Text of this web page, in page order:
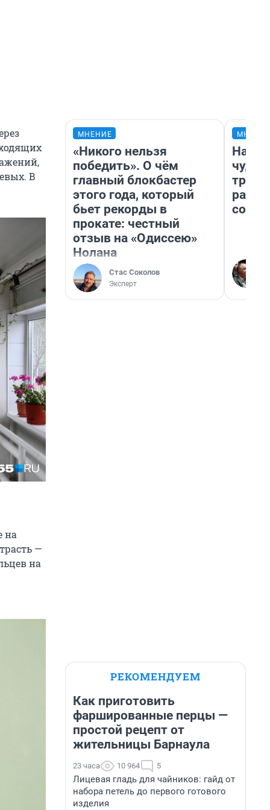
В
на
—
на
МНЕНИЕ
«Никого нельзя
победить». О чём
главный блокбастер
этого года, который
бьет рекорды в
прокате: честный
отзыв на «Одиссею»
Нолана
Стас Соколов
Эксперт
РЕКОМЕНДУЕМ
Как приготовить
фаршированные перцы —
простой рецепт от
жительницы Барнаула
23 часа 10 964 5
Лицевая гладь для чайников: гайд от
набора петель до первого готового
изделия